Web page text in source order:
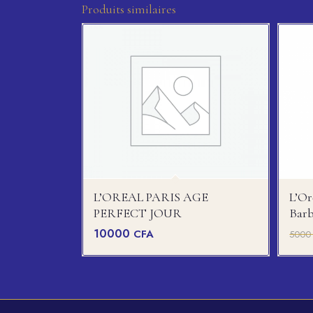
Produits similaires
L’OREAL PARIS AGE
PERFECT JOUR
10000 CFA